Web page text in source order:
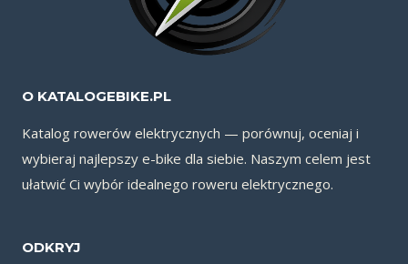
O KATALOGEBIKE.PL
Katalog rowerów elektrycznych — porównuj, oceniaj i
wybieraj najlepszy e-bike dla siebie. Naszym celem jest
ułatwić Ci wybór idealnego roweru elektrycznego.
ODKRYJ